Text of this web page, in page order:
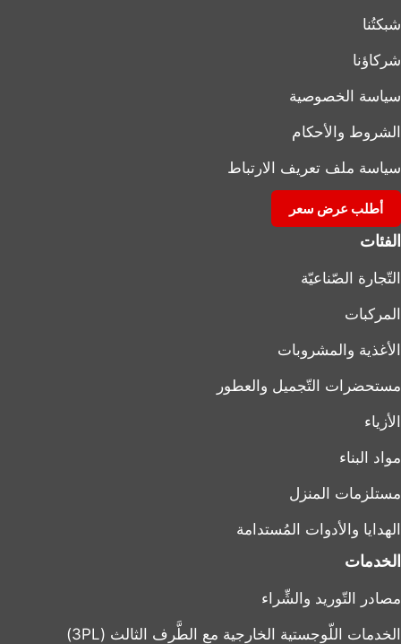
شبكتُنا
شركاؤنا
سياسة الخصوصية
الشروط والأحكام
سياسة ملف تعريف الارتباط
أطلب عرض سعر
الفئات
التّجارة الصّناعيّة
المركبات
الأغذية والمشروبات
مستحضرات التّجميل والعطور
الأزياء
مواد البناء
مستلزمات المنزل
الهدايا والأدوات المُستدامة
الخدمات
مصادر التّوريد والشِّراء
الخدمات اللّوجستية الخارجية مع الطَّرف الثالث (3PL)